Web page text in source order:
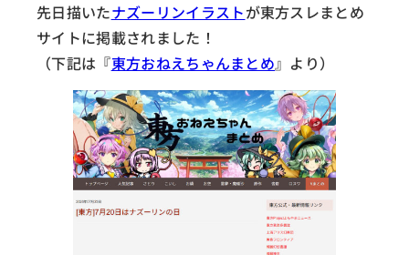
先日描いたナズーリンイラストが東方スレまとめ
サイトに掲載されました！
（下記は『東方おねえちゃんまとめ』より）